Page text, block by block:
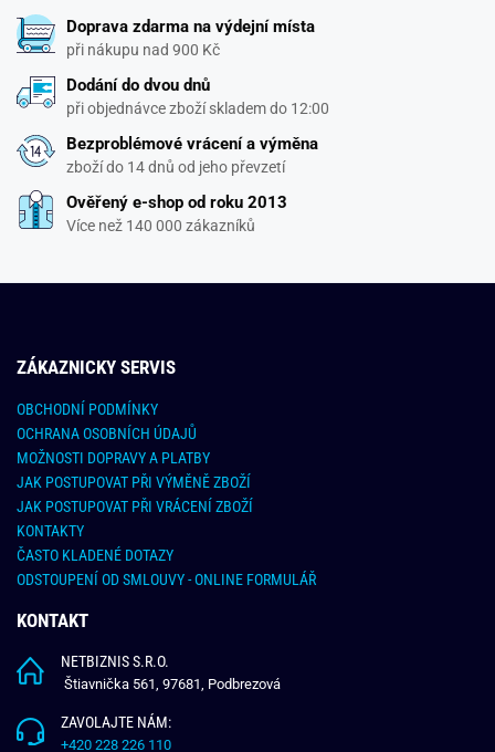
Doprava zdarma na výdejní místa
při nákupu nad 900 Kč
Dodání do dvou dnů
při objednávce zboží skladem do 12:00
Bezproblémové vrácení a výměna
zboží do 14 dnů od jeho převzetí
Ověřený e-shop od roku 2013
Více než 140 000 zákazníků
ZÁKAZNICKY SERVIS
OBCHODNÍ PODMÍNKY
OCHRANA OSOBNÍCH ÚDAJŮ
MOŽNOSTI DOPRAVY A PLATBY
JAK POSTUPOVAT PŘI VÝMĚNĚ ZBOŽÍ
JAK POSTUPOVAT PŘI VRÁCENÍ ZBOŽÍ
KONTAKTY
ČASTO KLADENÉ DOTAZY
ODSTOUPENÍ OD SMLOUVY - ONLINE FORMULÁŘ
KONTAKT
NETBIZNIS S.R.O.
Štiavnička 561, 97681, Podbrezová
ZAVOLAJTE NÁM:
+420 228 226 110